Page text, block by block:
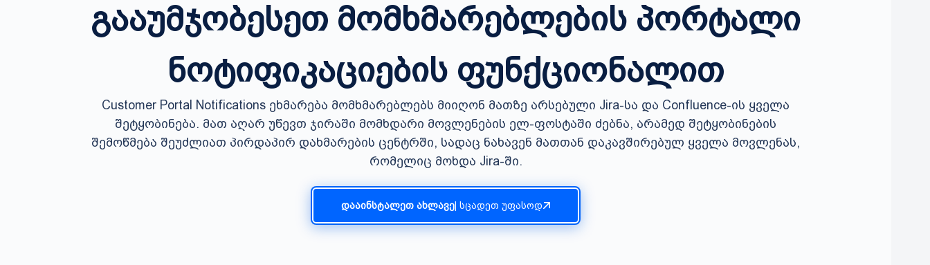
გააუმჯობესეთ მომხმარებლების პორტალი
ნოტიფიკაციების ფუნქციონალით
Customer Portal Notifications ეხმარება მომხმარებლებს მიიღონ მათზე არსებული Jira-სა და Confluence-ის ყველა
შეტყობინება. მათ აღარ უწევთ ჯირაში მომხდარი მოვლენების ელ-ფოსტაში ძებნა, არამედ შეტყობინების
შემოწმება შეუძლიათ პირდაპირ დახმარების ცენტრში, სადაც ნახავენ მათთან დაკავშირებულ ყველა მოვლენას,
რომელიც მოხდა Jira-ში.
დააინსტალეთ ახლავე | სცადეთ უფასოდ